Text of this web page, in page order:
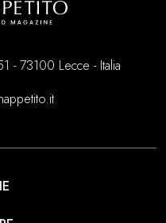
- 73100 Lecce - Italia